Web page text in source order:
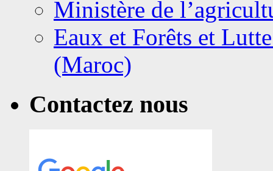
Ministère de
Eaux et Forêts et
(Maroc)
Contactez nous